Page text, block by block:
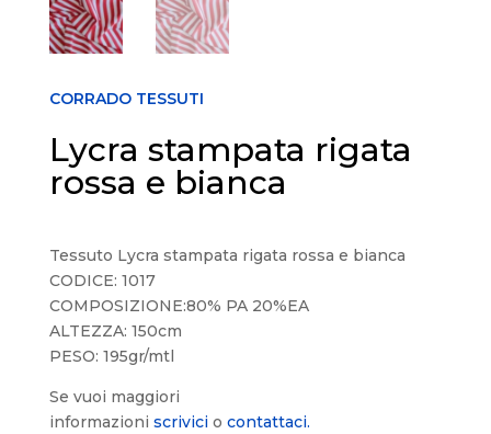
CORRADO TESSUTI
Lycra stampata rigata
rossa e bianca
Tessuto Lycra stampata rigata rossa e bianca
CODICE: 1017
COMPOSIZIONE:80% PA 20%EA
ALTEZZA: 150cm
PESO: 195gr/mtl
Se vuoi maggiori
informazioni scrivicio contattaci.